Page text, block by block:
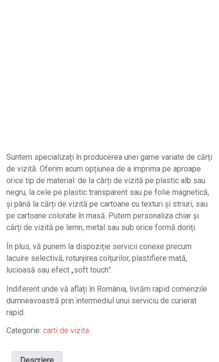
Suntem specializați în producerea unei game variate de cărți
de vizită. Oferim acum opțiunea de a imprima pe aproape
orice tip de material: de la cărți de vizită pe plastic alb sau
negru, la cele pe plastic transparent sau pe folie magnetică,
și până la cărți de vizită pe cartoane cu texturi și striuri, sau
pe cartoane colorate în masă. Putem personaliza chiar și
cărți de vizită pe lemn, metal sau sub orice formă doriți.
În plus, vă punem la dispoziție servicii conexe precum
lacuire selectivă, rotunjirea colțurilor, plastifiere mată,
lucioasă sau efect „soft touch”.
Indiferent unde vă aflați în România, livrăm rapid comenzile
dumneavoastră prin intermediul unui serviciu de curierat
rapid.
Categorie:carti de vizita